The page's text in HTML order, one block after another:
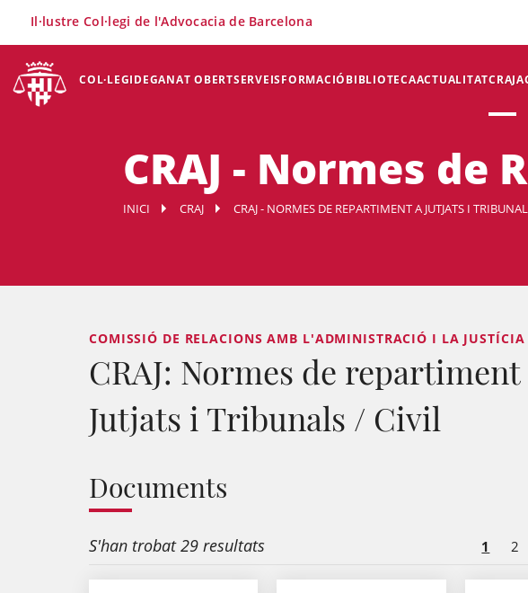
COL·LEGIDEGANAT OBERTSERVEISFORMACIÓBIBLIOTECAACTUALITATCRAJ
Il·lustre Col·legi de l'Advocacia de Barcelona
CRAJ - Normes
INICI CRAJ CRAJ - NORMES DE REPARTIMENT A JUTJATS I
COMISSIÓ DE RELACIONS AMB L'ADMINISTRACIÓ I LA JUSTÍCIA
CRAJ: Normes de repartiment
Jutjats i Tribunals / Civil
Documents
S'han trobat 29 resultats 1 2